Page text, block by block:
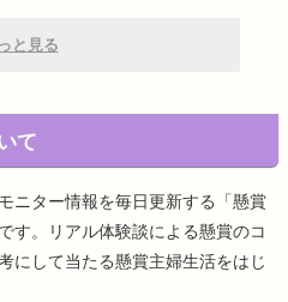
と見る
て
ニター情報を毎日更新する「懸賞
す。リアル体験談による懸賞のコ
にして当たる懸賞主婦生活をはじ